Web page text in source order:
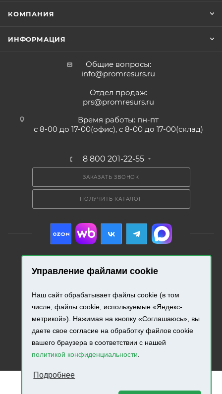
Управление файлами cookie
Наш сайт обрабатывает файлы cookie (в том
числе, файлы cookie, используемые «Яндекс-
метрикой»). Нажимая на кнопку «Соглашаюсь», вы
даете свое согласие на обработку файлов cookie
вашего браузера в соответствии с нашей
политикой конфиденциальности.
Подробнее
КОМПАНИЯ
ИНФОРМАЦИЯ
Общие вопросы:
info@promresurs.ru
Отдел продаж:
prs@promresurs.ru
Время работы: пн-пт
с 8-00 до 17-00(офис), с 8-00 до 17-00(склад)
8 800 201-22-55
ЗАКАЗАТЬ ЗВОНОК
ПОЛУЧИТЬ КАТАЛОГ
2026 © «Промресурс». Все права защищены.
Разработка и продвижение сайта.